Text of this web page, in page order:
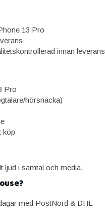
13 Pro
innan leverans
Pro
hörsnäcka)
köp
ljud i samtal och media.
med PostNord & DHL